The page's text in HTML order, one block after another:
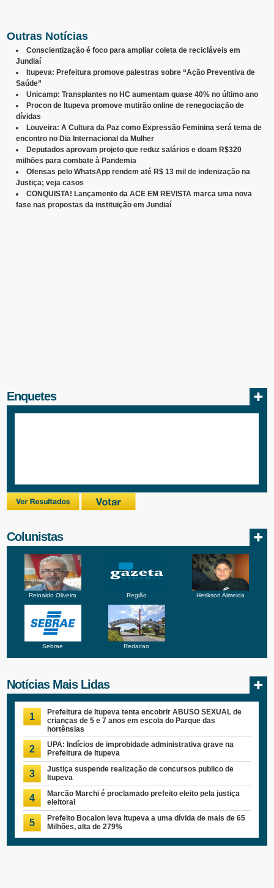
Outras Notícias
Conscientização é foco para ampliar coleta de recicláveis em
Jundiaí
Itupeva: Prefeitura promove palestras sobre “Ação Preventiva de
Saúde”
Unicamp: Transplantes no HC aumentam quase 40% no último ano
Procon de Itupeva promove mutirão online de renegociação de
dívidas
Louveira: A Cultura da Paz como Expressão Feminina será tema de
encontro no Dia Internacional da Mulher
Deputados aprovam projeto que reduz salários e doam R$320
milhões para combate à Pandemia
Ofensas pelo WhatsApp rendem até R$ 13 mil de indenização na
Justiça; veja casos
CONQUISTA! Lançamento da ACE EM REVISTA marca uma nova
fase nas propostas da instituição em Jundiaí
Enquetes
Colunistas
Reinaldo Oliveira Região Herikson Almeida
Sebrae Redacao
Notícias Mais Lidas
1
Prefeitura de Itupeva tenta encobrir ABUSO SEXUAL de
crianças de 5 e 7 anos em escola do Parque das
hortênsias
2
UPA: Indícios de improbidade administrativa grave na
Prefeitura de Itupeva
3
Justiça suspende realização de concursos publico de
Itupeva
4
Marcão Marchi é proclamado prefeito eleito pela justiça
eleitoral
5
Prefeito Bocalon leva Itupeva a uma dívida de mais de 65
Milhões, alta de 279%